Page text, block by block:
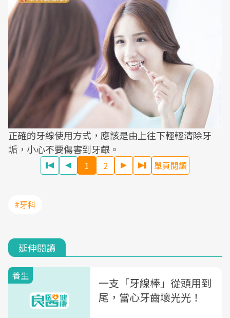
正確的牙線使用方式，應該是由上往下輕輕清除牙
垢，小心不要傷害到牙齦。
1 2 單頁閱讀
#牙科
延伸閱讀
養生
一支「牙線棒」從頭用到
尾，當心牙齒壞光光！